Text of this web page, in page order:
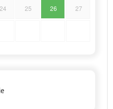
24 25 26 27